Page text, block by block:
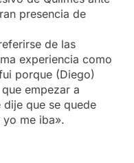
presencia de
de las
experiencia como
porque (Diego)
empezar a
dije que se quede
me iba».